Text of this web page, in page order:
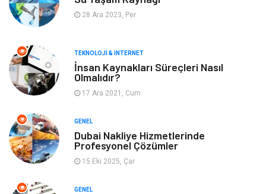
Keyif & Hobi Organizasyon
Gayrimenkul Spor
Finans& Ekonomi Anne & Çocuk
Genel Kültür
Ev İşleri
Mobilya
28 Ara 2023, Per
TEKNOLOJI & İNTERNET
İnsan Kaynakları Süreçleri Nasıl
Olmalıdır?
17 Ara 2021, Cum
GENEL
Dubai Nakliye Hizmetlerinde
Profesyonel Çözümler
15 Eki 2025, Çar
GENEL